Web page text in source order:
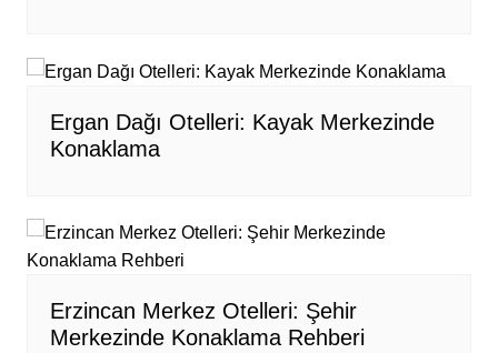
Ergan Dağı Otelleri: Kayak Merkezinde
Konaklama
Erzincan Merkez Otelleri: Şehir
Merkezinde Konaklama Rehberi